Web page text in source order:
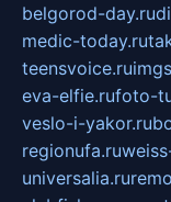
belgorod-day.ru
medic-today.ru
teensvoice.ru
eva-elfie.rufoto-
veslo-i-yakor.ru
regionufa.ru
universalia.ru